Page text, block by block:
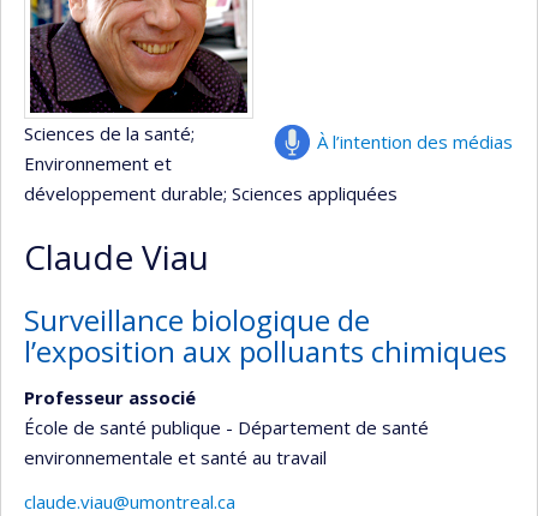
À l’intention des médias
Sciences de la santé;
Environnement et
développement durable; Sciences appliquées
Claude Viau
Surveillance biologique de
l’exposition aux polluants chimiques
Professeur associé
École de santé publique - Département de santé
environnementale et santé au travail
claude.viau@umontreal.ca